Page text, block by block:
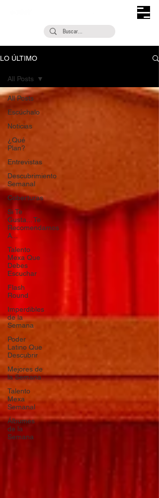
LO ÚLTIMO
All Posts
Escúchalo
Noticias
¿Qué
Plan?
Entrevistas
Descubrimiento
Semanal
Coberturas
Si Te
Gusta... Te
Recomendamos
A...
Talento
Mexa Que
Debes
Escuchar
Flash
Round
Imperdibles
de la
Semana
Poder
Latino Que
Descubrir
Mejores de
la Semana
Talento
Mexa
Semanal
Álbumes
de la
Semana
All Posts